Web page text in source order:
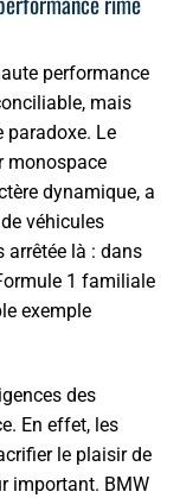
performance
mais
paradoxe. Le
monospace
dynamique, a
véhicules
arrêtée là : dans
1 familiale
exemple
des
En effet, les
le plaisir de
important. BMW